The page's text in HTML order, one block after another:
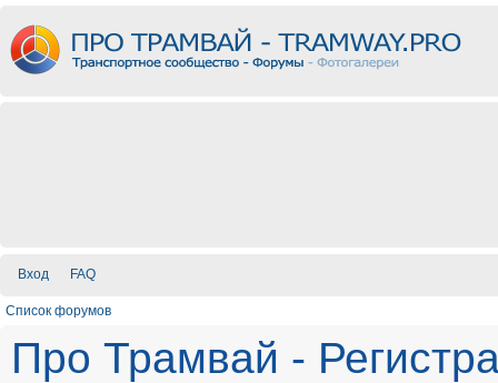
Вход FAQ
Список форумов
Про Трамвай -